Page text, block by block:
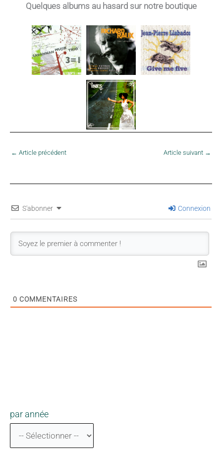
Quelques albums au hasard sur notre boutique
← Article précédent Article suivant →
S'abonner Connexion
0 COMMENTAIRES
par année